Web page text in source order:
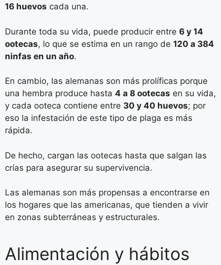
16 huevos cada una.
Durante toda su vida, puede producir entre 6 y 14
ootecas, lo que se estima en un rango de 120 a 384
ninfas en un año.
En cambio, las alemanas son más prolíficas porque
una hembra produce hasta 4 a 8 ootecas en su vida,
y cada ooteca contiene entre 30 y 40 huevos; por
eso la infestación de este tipo de plaga es más
rápida.
De hecho, cargan las ootecas hasta que salgan las
crías para asegurar su supervivencia.
Las alemanas son más propensas a encontrarse en
los hogares que las americanas, que tienden a vivir
en zonas subterráneas y estructurales.
Alimentación y hábitos